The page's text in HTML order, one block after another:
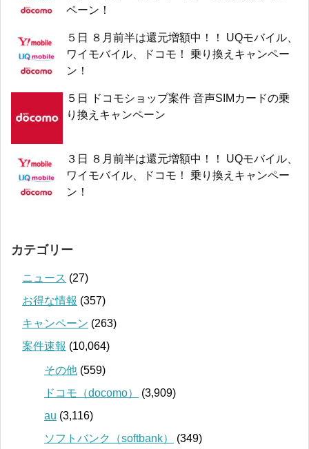
ペーン！
５日 ８月前半は還元増額中！！ UQモバイル、
ワイモバイル、ドコモ！ 乗り換えキャンペー
ン！
５日 ドコモショップ案件 音声SIMカードの乗
り換えキャンペーン
３日 ８月前半は還元増額中！！ UQモバイル、
ワイモバイル、ドコモ！ 乗り換えキャンペー
ン！
カテゴリー
ニュース (27)
お得な情報 (357)
キャンペーン (263)
案件速報 (10,064)
その他 (559)
ドコモ（docomo）
(3,909)
au (3,116)
ソフトバンク（softbank）
(349)